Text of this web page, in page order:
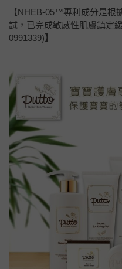
【NHEB-05™專利成分是根
試，已完成敏感性肌膚鎮定
0991339)】